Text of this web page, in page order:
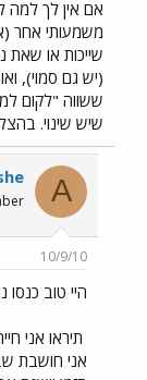
אם אין לך למה
משמעותי אחר
שייכות או שאת
(יש גם סמוי),
ששווה "לקום
שיש שינוי.
A
10/9/10
היי טוב
תיראו אני
אני חושבת